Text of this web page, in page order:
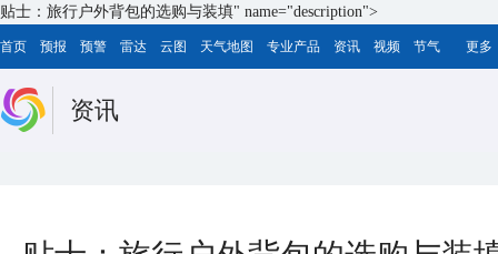
贴士：旅行户外背包的选购与装填" name="description">
首页 预报 预警 雷达 云图 天气地图 专业产品 资讯 视频 节气 更多
资讯